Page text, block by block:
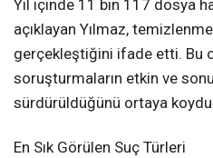
Yıl içinde 11 bin 117 dosya
açıklayan Yılmaz,
gerçekleştiğini ifade etti. Bu
soruşturmaların etkin ve
sürdürüldüğünü ortaya
En Sık Görülen Suç Türleri